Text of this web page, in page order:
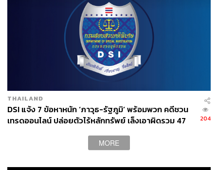
ABOUT THE AUTHOR
THE STANDARD TEAM
กองบรรณาธิการ THE STANDARD
THAILAND
DSI แจ้ง 7 ข้อหาหนัก ‘ภาวุธ-รัฐภูมิ’ พร้อมพวก คดีชวน
เทรดออนไลน์ ปล่อยตัวไร้หลักทรัพย์ เล็งเอาผิดรวม 47
204
MORE